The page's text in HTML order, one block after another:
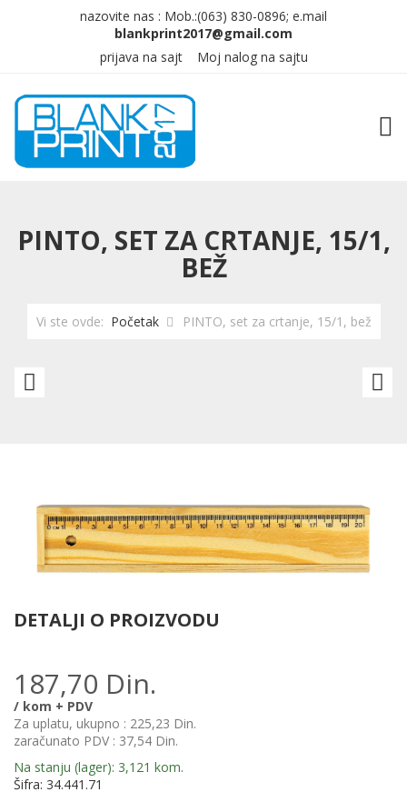
nazovite nas : Mob.:(063) 830-0896; e.mail
prijava na sajt Moj nalog na sajtu
PINTO, SET ZA CRTANJE, 15/1,
BEŽ
Vi ste ovde: Početak PINTO, set za crtanje, 15/1, bež
DETALJI O PROIZVODU
187,70 Din.
/ kom + PDV
Za uplatu, ukupno : 225,23 Din.
zaračunato PDV : 37,54 Din.
Na stanju (lager): 3,121 kom.
Šifra: 34.441.71